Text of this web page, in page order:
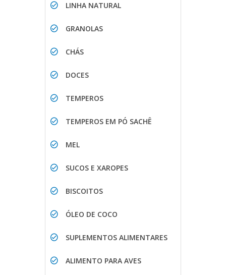
LINHA NATURAL
GRANOLAS
CHÁS
DOCES
TEMPEROS
TEMPEROS EM PÓ SACHÊ
MEL
SUCOS E XAROPES
BISCOITOS
ÓLEO DE COCO
SUPLEMENTOS ALIMENTARES
ALIMENTO PARA AVES